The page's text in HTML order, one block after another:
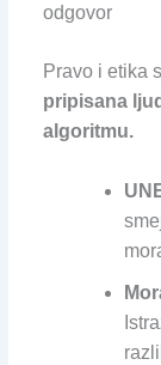
odgovor
Pravo i etika
pripisana
algoritmu.